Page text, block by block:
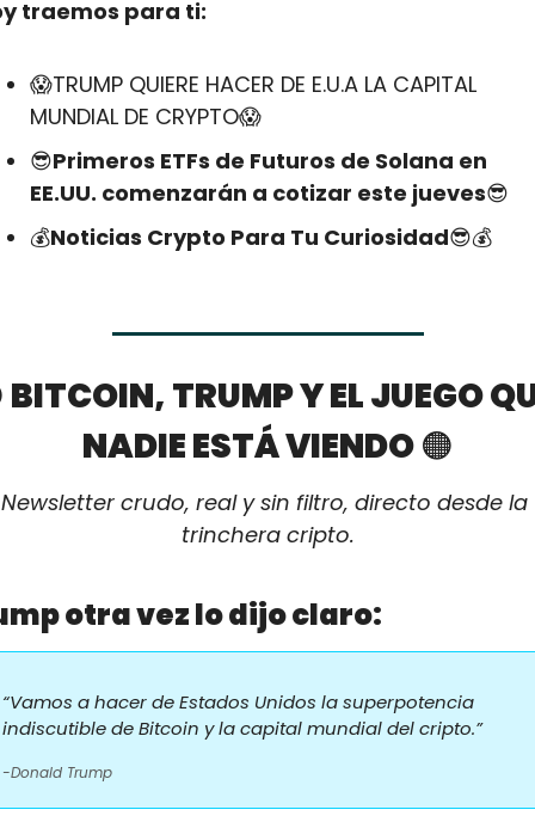
traemos para ti:
😱TRUMP QUIERE HACER DE E.U.A LA CAPITAL
MUNDIAL DE CRYPTO😱
😎Primeros ETFs de Futuros de Solana en
EE.UU. comenzarán a cotizar este jueves😎
💰Noticias Crypto Para Tu Curiosidad😎💰
BITCOIN, TRUMP Y EL JUEGO
NADIE ESTÁ VIENDO 🟠
Newsletter crudo, real y sin filtro, directo desde la
trinchera cripto.
otra vez lo dijo claro:
“Vamos a hacer de Estados Unidos la superpotencia
indiscutible de Bitcoin y la capital mundial del cripto.”
-Donald Trump